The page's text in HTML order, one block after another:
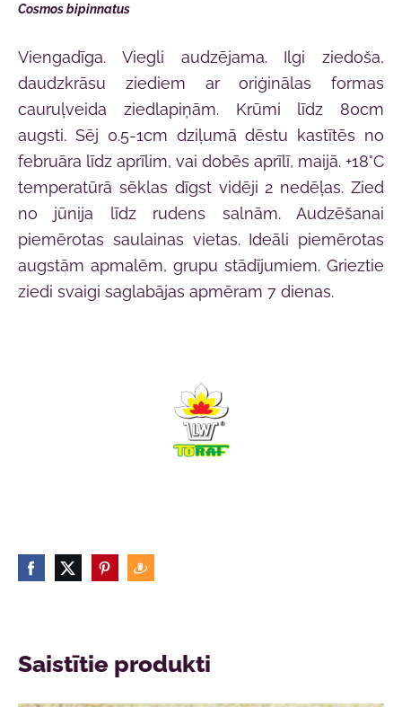
Cosmos bipinnatus
Viengadīga. Viegli audzējama. Ilgi ziedoša,
daudzkrāsu ziediem ar oriģinālas formas
cauruļveida ziedlapiņām. Krūmi līdz 80cm
augsti. Sēj 0.5-1cm dziļumā dēstu kastītēs no
februāra līdz aprīlim, vai dobēs aprīlī, maijā. +18°C
temperatūrā sēklas dīgst vidēji 2 nedēļas. Zied
no jūnija līdz rudens salnām. Audzēšanai
piemērotas saulainas vietas. Ideāli piemērotas
augstām apmalēm, grupu stādījumiem. Grieztie
ziedi svaigi saglabājas apmēram 7 dienas.
Saistītie produkti